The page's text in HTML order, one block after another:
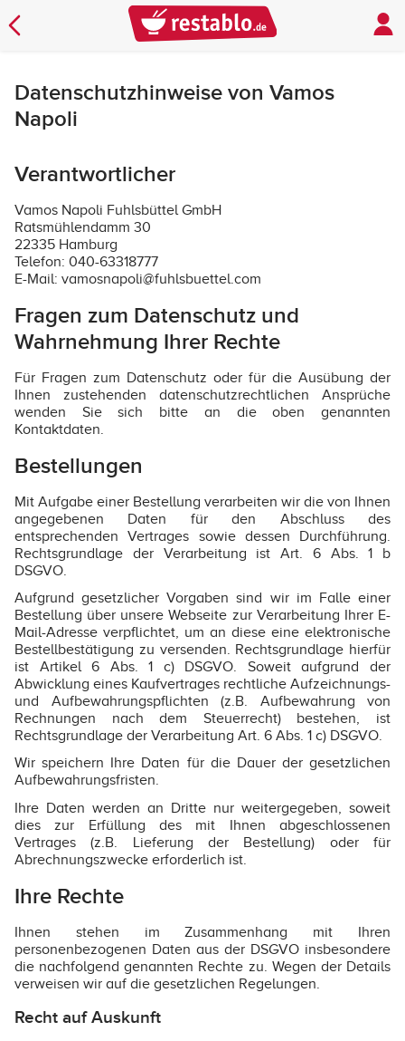
Datenschutzhinweise von Vamos
Napoli
Verantwortlicher
Vamos Napoli Fuhlsbüttel GmbH
Ratsmühlendamm 30
22335 Hamburg
Telefon: 040-63318777
E-Mail: vamosnapoli@fuhlsbuettel.com
Fragen zum Datenschutz und
Wahrnehmung Ihrer Rechte
Für Fragen zum Datenschutz oder für die Ausübung der
Ihnen zustehenden datenschutzrechtlichen Ansprüche
wenden Sie sich bitte an die oben genannten
Kontaktdaten.
Bestellungen
Mit Aufgabe einer Bestellung verarbeiten wir die von Ihnen
angegebenen Daten für den Abschluss des
entsprechenden Vertrages sowie dessen Durchführung.
Rechtsgrundlage der Verarbeitung ist Art. 6 Abs. 1 b
DSGVO.
Aufgrund gesetzlicher Vorgaben sind wir im Falle einer
Bestellung über unsere Webseite zur Verarbeitung Ihrer E-
Mail-Adresse verpflichtet, um an diese eine elektronische
Bestellbestätigung zu versenden. Rechtsgrundlage hierfür
ist Artikel 6 Abs. 1 c) DSGVO. Soweit aufgrund der
Abwicklung eines Kaufvertrages rechtliche Aufzeichnungs-
und Aufbewahrungspflichten (z.B. Aufbewahrung von
Rechnungen nach dem Steuerrecht) bestehen, ist
Rechtsgrundlage der Verarbeitung Art. 6 Abs. 1 c) DSGVO.
Wir speichern Ihre Daten für die Dauer der gesetzlichen
Aufbewahrungsfristen.
Ihre Daten werden an Dritte nur weitergegeben, soweit
dies zur Erfüllung des mit Ihnen abgeschlossenen
Vertrages (z.B. Lieferung der Bestellung) oder für
Abrechnungszwecke erforderlich ist.
Ihre Rechte
Ihnen stehen im Zusammenhang mit Ihren
personenbezogenen Daten aus der DSGVO insbesondere
die nachfolgend genannten Rechte zu. Wegen der Details
verweisen wir auf die gesetzlichen Regelungen.
Recht auf Auskunft